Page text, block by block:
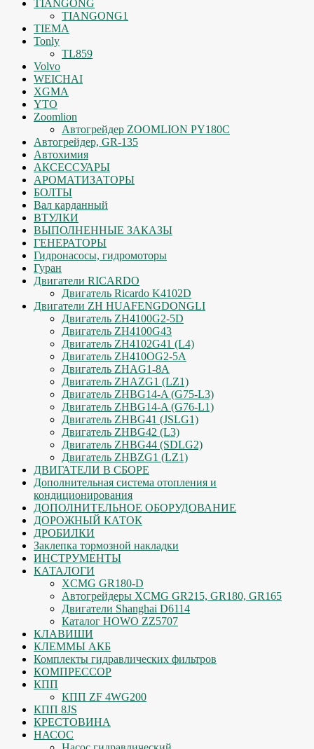
TIANGONG
TIANGONG1
TIEMA
Tonly
TL859
Volvo
WEICHAI
XGMA
YTO
Zoomlion
Автогрейдер ZOOMLION PY180C
Автогрейдер, GR-135
Автохимия
АКСЕССУАРЫ
АРОМАТИЗАТОРЫ
БОЛТЫ
Вал карданный
ВТУЛКИ
ВЫПОЛНЕННЫЕ ЗАКАЗЫ
ГЕНЕРАТОРЫ
Гидронасосы, гидромоторы
Гуран
Двигатели RICARDO
Двигатель Ricardo K4102D
Двигатели ZH HUAFENGDONGLI
Двигатель ZH4100G2-5D
Двигатель ZH4100G43
Двигатель ZH4102G41 (L4)
Двигатель ZH410OG2-5A
Двигатель ZHAG1-8A
Двигатель ZHAZG1 (LZ1)
Двигатель ZHBG14-A (G75-L3)
Двигатель ZHBG14-A (G76-L1)
Двигатель ZHBG41 (JSLG1)
Двигатель ZHBG42 (L3)
Двигатель ZHBG44 (SDLG2)
Двигатель ZHBZG1 (LZ1)
ДВИГАТЕЛИ В СБОРЕ
Дополнительная система отопления и
кондиционирования
ДОПОЛНИТЕЛЬНОЕ ОБОРУДОВАНИЕ
ДОРОЖНЫЙ КАТОК
ДРОБИЛКИ
Заклепка тормозной накладки
ИНСТРУМЕНТЫ
КАТАЛОГИ
XCMG GR180-D
Автогрейдеры XCMG GR215, GR180, GR165
Двигатели Shanghai D6114
Каталог HOWO ZZ5707
КЛАВИШИ
КЛЕММЫ АКБ
Комплекты гидравлических фильтров
КОМПРЕССОР
КПП
КПП ZF 4WG200
КПП 8JS
КРЕСТОВИНА
НАСОС